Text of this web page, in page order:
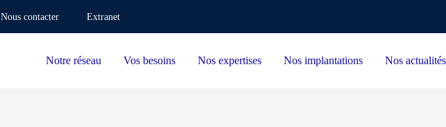
Nous contacter Extranet
Notre réseau Vos besoins Nos expertises Nos implantations Nos actualités